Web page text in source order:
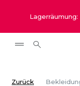
Zurück